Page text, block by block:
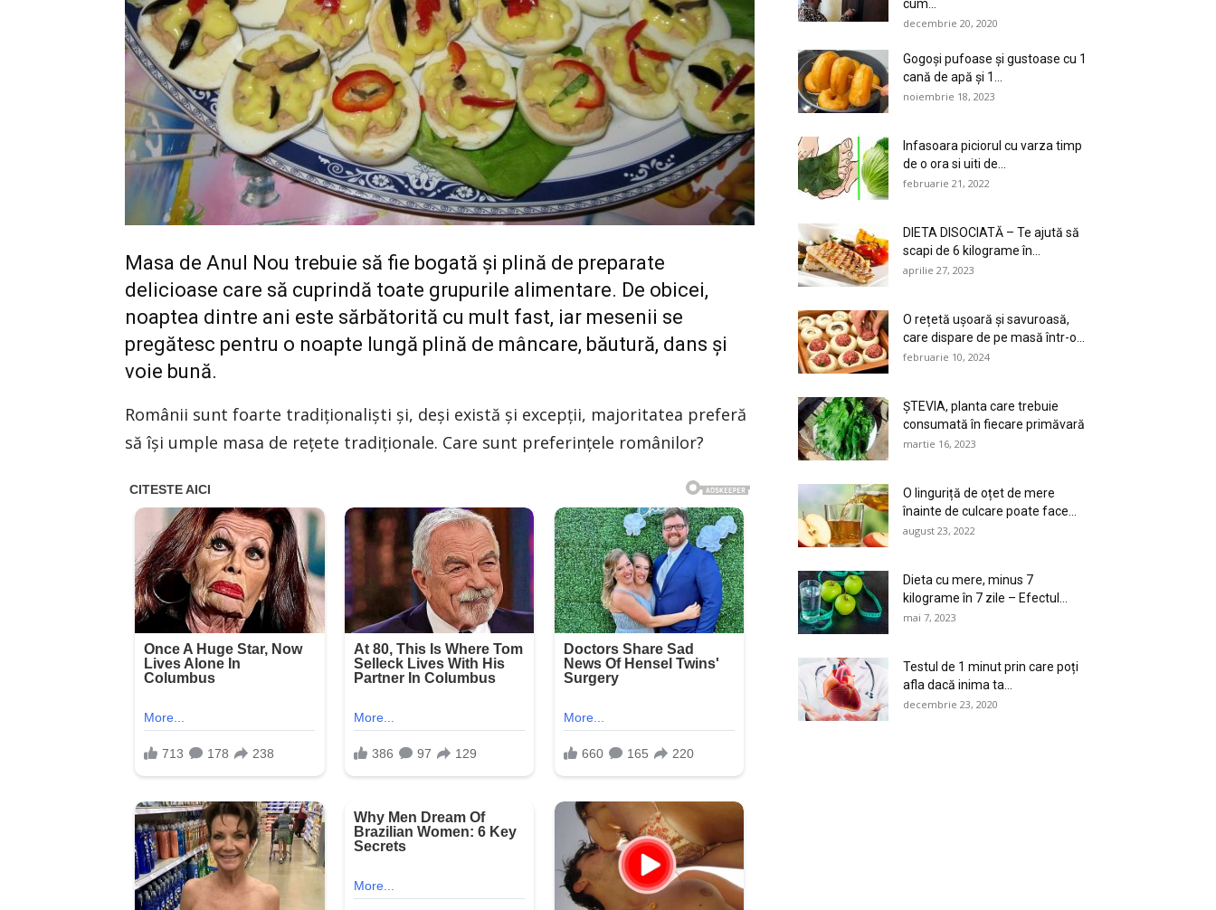
Masa de Anul Nou trebuie să fie bogată și plină de preparate
delicioase care să cuprindă toate grupurile alimentare. De obicei,
noaptea dintre ani este sărbătorită cu mult fast, iar mesenii se
pregătesc pentru o noapte lungă plină de mâncare, băutură, dans și
voie bună.
Românii sunt foarte tradiționaliști și, deși există și excepții, majoritatea preferă
să își umple masa de rețete tradiționale. Care sunt preferințele românilor?
cum...
decembrie 20, 2020
Gogoși pufoase și gustoase cu 1
cană de apă și 1...
noiembrie 18, 2023
Infasoara piciorul cu varza timp
de o ora si uiti de...
februarie 21, 2022
DIETA DISOCIATĂ – Te ajută să
scapi de 6 kilograme în...
aprilie 27, 2023
O rețetă ușoară și savuroasă,
care dispare de pe masă într-o...
februarie 10, 2024
ȘTEVIA, planta care trebuie
consumată în fiecare primăvară
martie 16, 2023
O linguriță de oțet de mere
înainte de culcare poate face...
august 23, 2022
Dieta cu mere, minus 7
kilograme în 7 zile – Efectul...
mai 7, 2023
Testul de 1 minut prin care poți
afla dacă inima ta...
decembrie 23, 2020